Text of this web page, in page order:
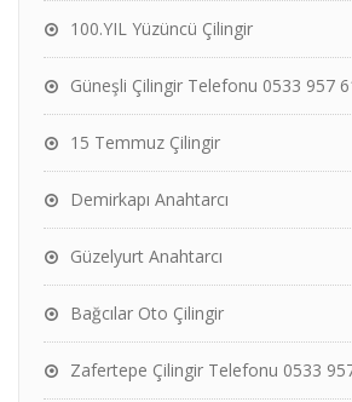
100.YIL Yüzüncü Çilingir
Güneşli Çilingir Telefonu 0533 957
15 Temmuz Çilingir
Demirkapı Anahtarcı
Güzelyurt Anahtarcı
Bağcılar Oto Çilingir
Zafertepe Çilingir Telefonu 0533